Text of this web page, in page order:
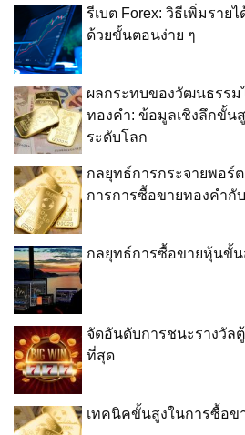
รีเบต Forex: วิธีเพิ่มราย
ด้วยขั้นตอนง่าย ๆ
ผลกระทบของวัฒนธรรม
ทองคำ: ข้อมูลเชิงลึกขั้น
ระดับโลก
กลยุทธ์การกระจายพอร์
การการซื้อขายทองคำกั
กลยุทธ์การซื้อขายหุ้นขั้น
จัดอันดับการชนะรางวั
ที่สุด
เทคนิคขั้นสูงในการซื้อข